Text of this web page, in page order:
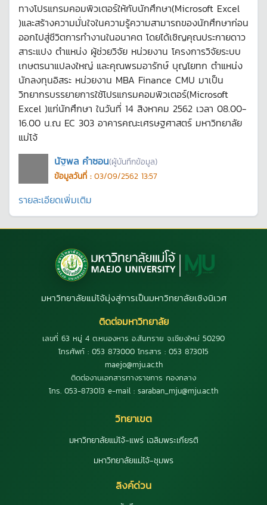
ทางโปรแกรมคอมพิวเตอร์ให้กับนักศึกษา(Microsoft Excel
)และสร้างความมั่นใจในความรู้ความสามารถของนักศึกษาก่อน
ออกไปสู่ชีวิตการทำงานในอนาคต โดยได้เชิญคุณประกายดาว
สาระแปง ตำแหน่ง ผู้ช่วยวิจัย หน่วยงาน โครงการวิจัยระบบ
เกษตรนาแปลงใหญ่ และคุณพรมอารักษ์ บุญโยทก ตำแหน่ง
นักลงทุนอิสระ หน่วยงาน MBA Finance CMU มาเป็น
วิทยากรบรรยายการใช้โปรแกรมคอมพิวเตอร์(Microsoft
Excel )แก่นักศึกษา ในวันที่ 14 สิงหาคม 2562 เวลา 08.00-
16.00 น.ณ EC 303 อาคารคณะเศรษฐศาสตร์ มหาวิทยาลัย
แม่โจ้
นัฐพล คำซอน(ผู้บันทึกข้อมูล)
ข้อมูลวันที่ : 03/09/2562 13:57
รายละเอียดเพิ่มเติม
มหาวิทยาลัยแม่โจ้มุ่งสู่การเป็นมหาวิทยาลัยเชิงนิเวศ
ติดต่อมหาวิทยาลัย
เลขที่ 63 หมู่ 4 ต.หนองหาร อ.สันทราย จ.เชียงใหม่ 50290
โทรศัพท์ : 053 873000 โทรสาร : 053 873015
maejo@mju.ac.th
ติดต่องานเอกสารทางราชการ กองกลาง
โทร. 053-873013 e-mail : saraban_mju@mju.ac.th
วิทยาเขต
มหาวิทยาลัยแม่โจ้-แพร่ เฉลิมพระเกียรติ
มหาวิทยาลัยแม่โจ้-ชุมพร
ลิงค์ด่วน